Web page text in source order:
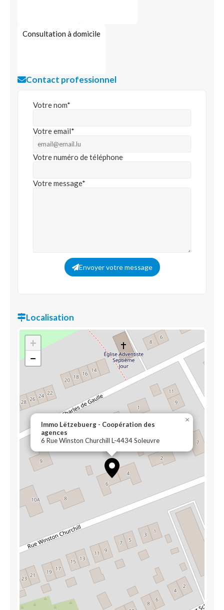
Consultation à domicile
Contact professionnel
Votre nom*
Votre email*
Votre numéro de téléphone
Votre message*
Envoyer votre message
Localisation
Immo Lëtzebuerg - Coopération des
agences
6 Rue Winston Churchill L-4434 Soleuvre
×
+
−